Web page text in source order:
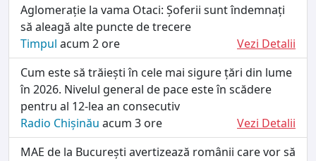
Aglomerație la vama Otaci: Șoferii sunt îndemnați
să aleagă alte puncte de trecere
Timpul acum 2 ore
Vezi Detalii
Cum este să trăiești în cele mai sigure țări din lume
în 2026. Nivelul general de pace este în scădere
pentru al 12-lea an consecutiv
Radio Chișinău acum 3 ore
Vezi Detalii
MAE de la București avertizează românii care vor să